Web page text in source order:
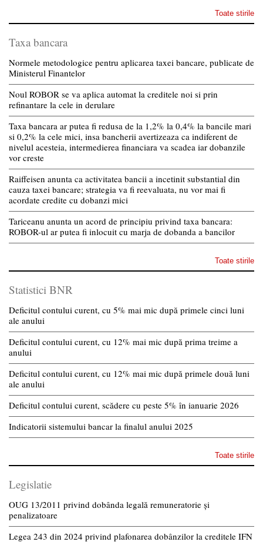
Toate stirile
Taxa bancara
Normele metodologice pentru aplicarea taxei bancare, publicate de
Ministerul Finantelor
Noul ROBOR se va aplica automat la creditele noi si prin
refinantare la cele in derulare
Taxa bancara ar putea fi redusa de la 1,2% la 0,4% la bancile mari
si 0,2% la cele mici, insa bancherii avertizeaza ca indiferent de
nivelul acesteia, intermedierea financiara va scadea iar dobanzile
vor creste
Raiffeisen anunta ca activitatea bancii a incetinit substantial din
cauza taxei bancare; strategia va fi reevaluata, nu vor mai fi
acordate credite cu dobanzi mici
Tariceanu anunta un acord de principiu privind taxa bancara:
ROBOR-ul ar putea fi inlocuit cu marja de dobanda a bancilor
Toate stirile
Statistici BNR
Deficitul contului curent, cu 5% mai mic după primele cinci luni
ale anului
Deficitul contului curent, cu 12% mai mic după prima treime a
anului
Deficitul contului curent, cu 12% mai mic după primele două luni
ale anului
Deficitul contului curent, scădere cu peste 5% în ianuarie 2026
Indicatorii sistemului bancar la finalul anului 2025
Toate stirile
Legislatie
OUG 13/2011 privind dobânda legală remuneratorie și
penalizatoare
Legea 243 din 2024 privind plafonarea dobânzilor la creditele IFN